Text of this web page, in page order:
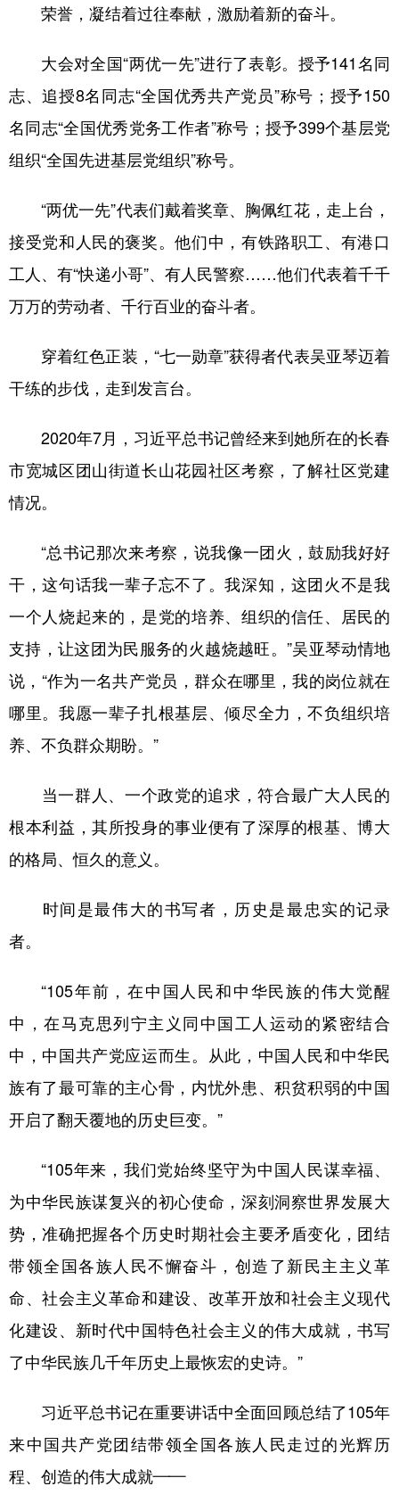
荣誉，凝结着过往奉献，激励着新的奋斗。
大会对全国“两优一先”进行了表彰。授予141名同
志、追授8名同志“全国优秀共产党员”称号；授予150
名同志“全国优秀党务工作者”称号；授予399个基层党
组织“全国先进基层党组织”称号。
“两优一先”代表们戴着奖章、胸佩红花，走上台，
接受党和人民的褒奖。他们中，有铁路职工、有港口
工人、有“快递小哥”、有人民警察……他们代表着千千
万万的劳动者、千行百业的奋斗者。
穿着红色正装，“七一勋章”获得者代表吴亚琴迈着
干练的步伐，走到发言台。
2020年7月，习近平总书记曾经来到她所在的长春
市宽城区团山街道长山花园社区考察，了解社区党建
情况。
“总书记那次来考察，说我像一团火，鼓励我好好
干，这句话我一辈子忘不了。我深知，这团火不是我
一个人烧起来的，是党的培养、组织的信任、居民的
支持，让这团为民服务的火越烧越旺。”吴亚琴动情地
说，“作为一名共产党员，群众在哪里，我的岗位就在
哪里。我愿一辈子扎根基层、倾尽全力，不负组织培
养、不负群众期盼。”
当一群人、一个政党的追求，符合最广大人民的
根本利益，其所投身的事业便有了深厚的根基、博大
的格局、恒久的意义。
时间是最伟大的书写者，历史是最忠实的记录
者。
“105年前，在中国人民和中华民族的伟大觉醒
中，在马克思列宁主义同中国工人运动的紧密结合
中，中国共产党应运而生。从此，中国人民和中华民
族有了最可靠的主心骨，内忧外患、积贫积弱的中国
开启了翻天覆地的历史巨变。”
“105年来，我们党始终坚守为中国人民谋幸福、
为中华民族谋复兴的初心使命，深刻洞察世界发展大
势，准确把握各个历史时期社会主要矛盾变化，团结
带领全国各族人民不懈奋斗，创造了新民主主义革
命、社会主义革命和建设、改革开放和社会主义现代
化建设、新时代中国特色社会主义的伟大成就，书写
了中华民族几千年历史上最恢宏的史诗。”
习近平总书记在重要讲话中全面回顾总结了105年
来中国共产党团结带领全国各族人民走过的光辉历
程、创造的伟大成就——